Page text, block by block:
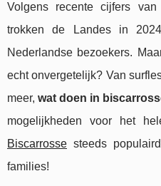
Volgens recente cijfers
trokken de Landes in
Nederlandse bezoekers.
echt onvergetelijk? Van
meer,wat doen in
mogelijkheden voor het
Biscarrosse steeds
families!